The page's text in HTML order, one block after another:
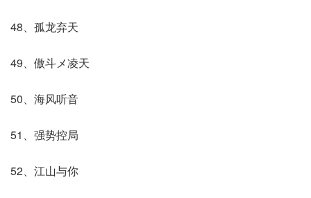
48、孤龙弃天
49、傲斗メ凌天
50、海风听音
51、强势控局
52、江山与你